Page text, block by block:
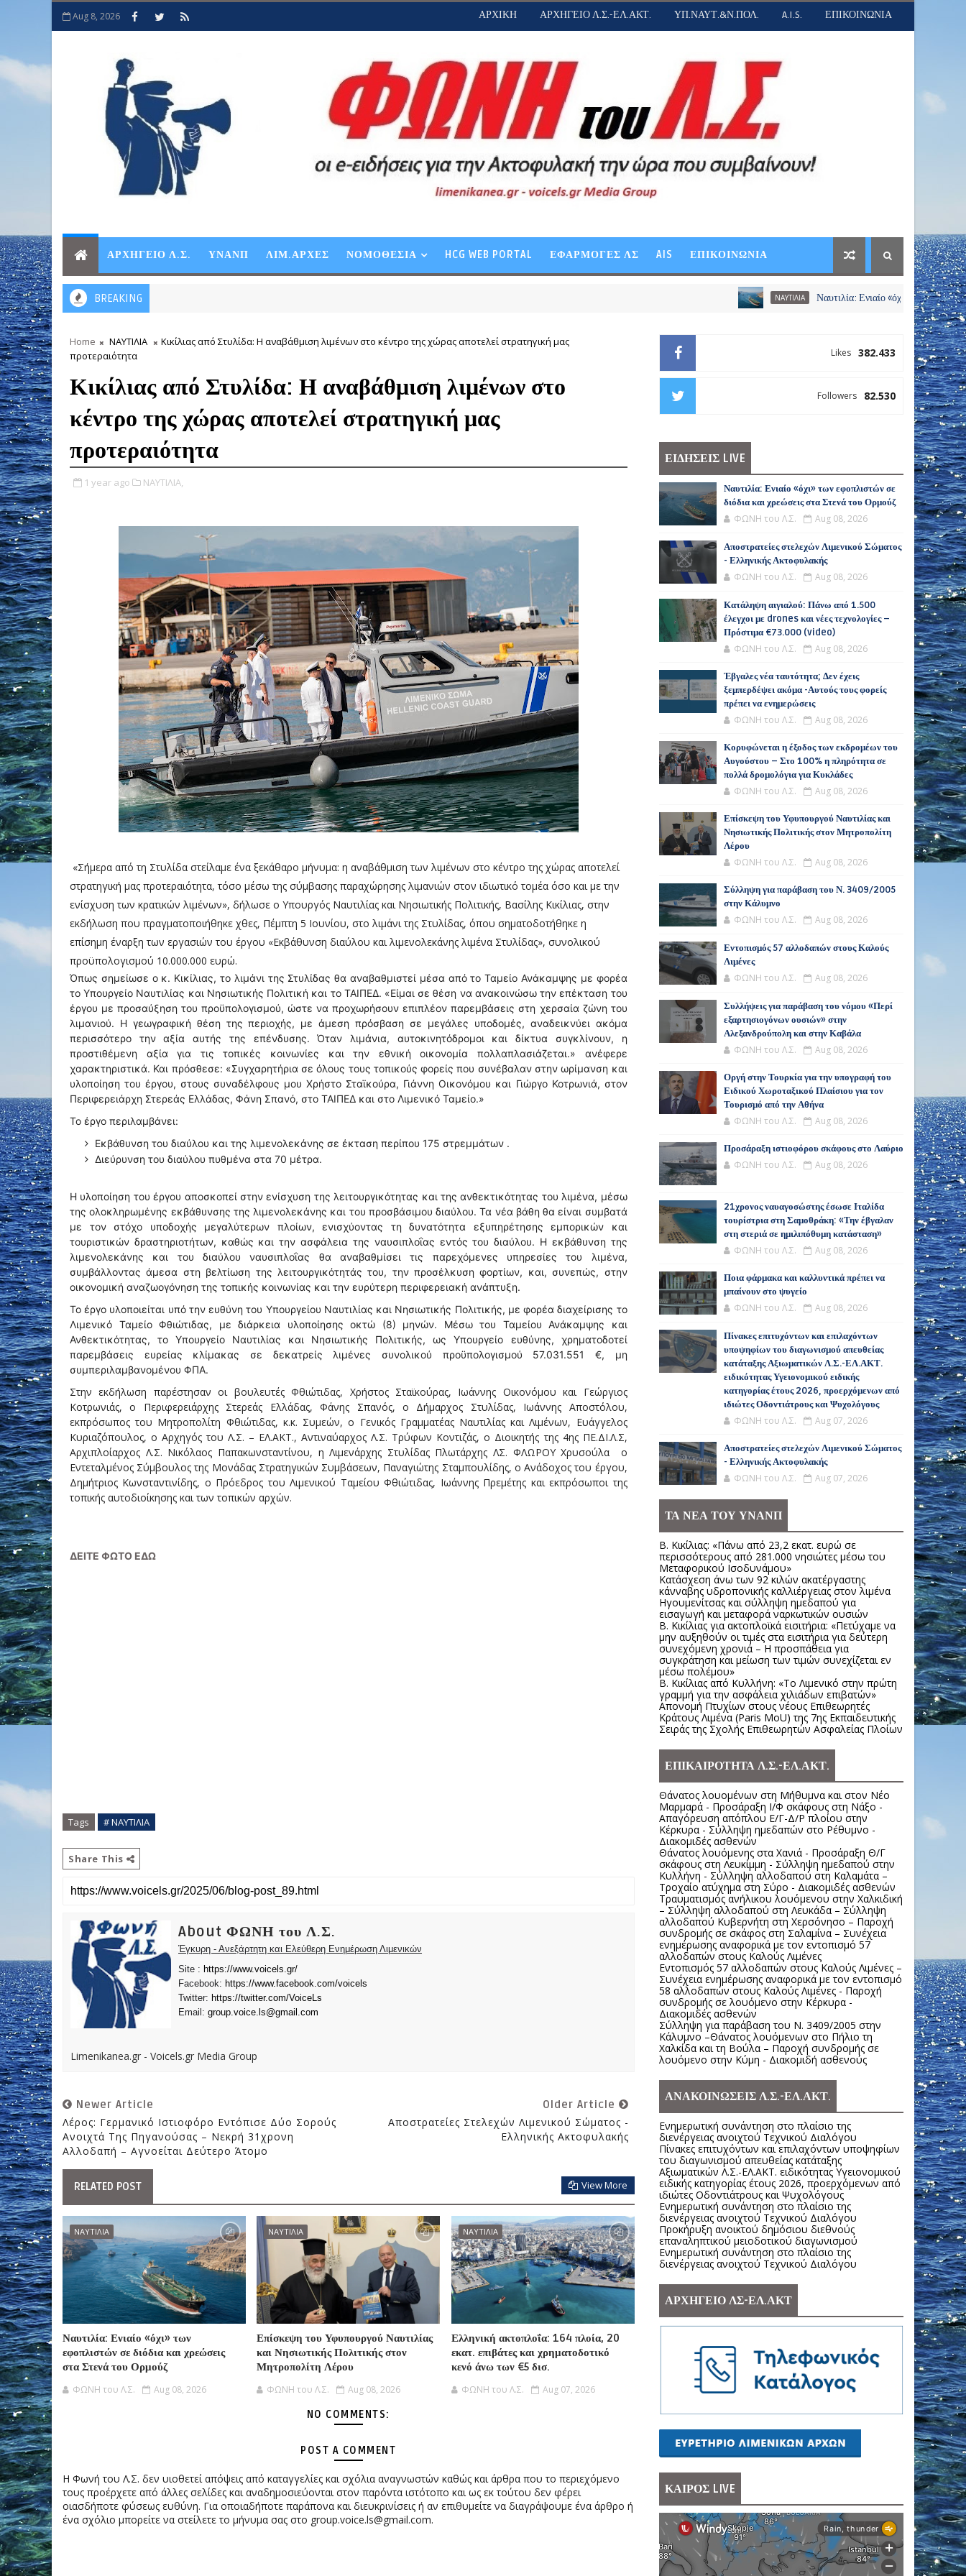
Aug 8, 2026 ΑΡΧΙΚΗ ΑΡΧΗΓΕΙΟ Λ.Σ.-ΕΛ.ΑΚΤ. ΥΠ.ΝΑΥΤ.&Ν.ΠΟΛ. A.I.S. ΕΠΙΚΟΙΝΩΝΙΑ
ΑΡΧΗΓΕΙΟ Λ.Σ. ΥΝΑΝΠ ΛΙΜ.ΑΡΧΕΣ ΝΟΜΟΘΕΣΙΑ HCG WEB PORTAL ΕΦΑΡΜΟΓΕΣ ΛΣ AIS ΕΠΙΚΟΙΝΩΝΙΑ
BREAKING ΝΑΥΤΙΛΙΑ Ναυτιλία: Ενιαίο «όχι» των εφοπλιστών σε
Home ΝΑΥΤΙΛΙΑ
Κικίλιας από Στυλίδα: Η αναβάθμιση λιμένων στο κέντρο της χώρας αποτελεί στρατηγική μας
προτεραιότητα
Κικίλιας από Στυλίδα: Η αναβάθμιση λιμένων στο
κέντρο της χώρας αποτελεί στρατηγική μας
προτεραιότητα
1 year ago ΝΑΥΤΙΛΙΑ,
«Σήμερα από τη Στυλίδα στείλαμε ένα ξεκάθαρο μήνυμα: η αναβάθμιση των λιμένων στο κέντρο της χώρας αποτελεί
στρατηγική μας προτεραιότητα, τόσο μέσω της σύμβασης παραχώρησης λιμανιών στον ιδιωτικό τομέα όσο και με την
ενίσχυση των κρατικών λιμένων», δήλωσε ο Υπουργός Ναυτιλίας και Νησιωτικής Πολιτικής, Βασίλης Κικίλιας, στην
εκδήλωση που πραγματοποιήθηκε χθες, Πέμπτη 5 Ιουνίου, στο λιμάνι της Στυλίδας, όπου σηματοδοτήθηκε η
επίσημη έναρξη των εργασιών του έργου «Εκβάθυνση διαύλου και λιμενολεκάνης λιμένα Στυλίδας», συνολικού
προϋπολογισμού 10.000.000 ευρώ.
Όπως σημείωσε ο κ. Κικίλιας, το λιμάνι της Στυλίδας θα αναβαθμιστεί μέσα από το Ταμείο Ανάκαμψης με φορέα
το Υπουργείο Ναυτιλίας και Νησιωτικής Πολιτική και το ΤΑΙΠΕΔ. «Είμαι σε θέση να ανακοινώσω την επέκταση του
έργου με προσαύξηση του προϋπολογισμού, ώστε να προχωρήσουν επιπλέον παρεμβάσεις στη χερσαία ζώνη του
λιμανιού. Η γεωγραφική θέση της περιοχής, με άμεση πρόσβαση σε μεγάλες υποδομές, αναδεικνύει ακόμα
περισσότερο την αξία αυτής της επένδυσης. Όταν λιμάνια, αυτοκινητόδρομοι και δίκτυα συγκλίνουν, η
προστιθέμενη αξία για τις τοπικές κοινωνίες και την εθνική οικονομία πολλαπλασιάζεται.» ανέφερε
χαρακτηριστικά. Και πρόσθεσε: «Συγχαρητήρια σε όλους τους τοπικούς φορείς που συνέβαλαν στην ωρίμανση και
υλοποίηση του έργου, στους συναδέλφους μου Χρήστο Σταϊκούρα, Γιάννη Οικονόμου και Γιώργο Κοτρωνιά, στον
Περιφερειάρχη Στερεάς Ελλάδας, Φάνη Σπανό, στο ΤΑΙΠΕΔ και στο Λιμενικό Ταμείο.»
Το έργο περιλαμβάνει:
⁠ ⁠Εκβάθυνση του διαύλου και της λιμενολεκάνης σε έκταση περίπου 175 στρεμμάτων .
⁠ ⁠Διεύρυνση του διαύλου πυθμένα στα 70 μέτρα.
Η υλοποίηση του έργου αποσκοπεί στην ενίσχυση της λειτουργικότητας και της ανθεκτικότητας του λιμένα, μέσω
της ολοκληρωμένης εκβάθυνσης της λιμενολεκάνης και του προσβάσιμου διαύλου. Τα νέα βάθη θα είναι συμβατά
με τον στόχο υποδοχής μεγαλύτερων πλοίων, ενισχύοντας τη δυνατότητα εξυπηρέτησης εμπορικών και
τουριστικών δραστηριοτήτων, καθώς και την ασφάλεια της ναυσιπλοΐας εντός του διαύλου. Η εκβάθυνση της
λιμενολεκάνης και του διαύλου ναυσιπλοΐας θα αναβαθμίσει τις παρεχόμενες υπηρεσίες του λιμένα,
συμβάλλοντας άμεσα στη βελτίωση της λειτουργικότητάς του, την προσέλκυση φορτίων, και, συνεπώς, στην
οικονομική αναζωογόνηση της τοπικής κοινωνίας και την ευρύτερη περιφερειακή ανάπτυξη.
Το έργο υλοποιείται υπό την ευθύνη του Υπουργείου Ναυτιλίας και Νησιωτικής Πολιτικής, με φορέα διαχείρισης το
Λιμενικό Ταμείο Φθιώτιδας, με διάρκεια υλοποίησης οκτώ (8) μηνών. Μέσω του Ταμείου Ανάκαμψης και
Ανθεκτικότητας, το Υπουργείο Ναυτιλίας και Νησιωτικής Πολιτικής, ως Υπουργείο ευθύνης, χρηματοδοτεί
παρεμβάσεις ευρείας κλίμακας σε δεκατρείς λιμένες συνολικού προϋπολογισμού 57.031.551 €, μη
συμπεριλαμβανομένου ΦΠΑ.
Στην εκδήλωση παρέστησαν οι βουλευτές Φθιώτιδας, Χρήστος Σταϊκούρας, Ιωάννης Οικονόμου και Γεώργιος
Κοτρωνιάς, ο Περιφερειάρχης Στερεάς Ελλάδας, Φάνης Σπανός, ο Δήμαρχος Στυλίδας, Ιωάννης Αποστόλου,
εκπρόσωπος του Μητροπολίτη Φθιώτιδας, κ.κ. Συμεών, ο Γενικός Γραμματέας Ναυτιλίας και Λιμένων, Ευάγγελος
Κυριαζόπουλος, ο Αρχηγός του Λ.Σ. – ΕΛ.ΑΚΤ., Αντιναύαρχος Λ.Σ. Τρύφων Κοντιζάς, ο Διοικητής της 4ης ΠΕ.ΔΙ.Λ.Σ,
Αρχιπλοίαρχος Λ.Σ. Νικόλαος Παπακωνσταντίνου, η Λιμενάρχης Στυλίδας Πλωτάρχης ΛΣ. ΦΛΩΡΟΥ Χρυσούλα
ο
Εντεταλμένος Σύμβουλος της Μονάδας Στρατηγικών Συμβάσεων, Παναγιώτης Σταμπουλίδης, ο Ανάδοχος του έργου,
Δημήτριος Κωνσταντινίδης, ο Πρόεδρος του Λιμενικού Ταμείου Φθιώτιδας, Ιωάννης Πρεμέτης και εκπρόσωποι της
τοπικής αυτοδιοίκησης και των τοπικών αρχών.
ΔΕΙΤΕ ΦΩΤΟ ΕΔΩ
Tags # ΝΑΥΤΙΛΙΑ
Share This
About ΦΩΝΗ του Λ.Σ.
Έγκυρη - Ανεξάρτητη και Ελεύθερη Ενημέρωση Λιμενικών
Site : https://www.voicels.gr/
Facebook: https://www.facebook.com/voicels
Twitter: https://twitter.com/VoiceLs
Email: group.voice.ls@gmail.com
Limenikanea.gr - Voicels.gr Media Group
Newer Article
Λέρος: Γερμανικό Ιστιοφόρο Εντόπισε Δύο Σορούς
Ανοιχτά Της Πηγανούσας – Νεκρή 31χρονη
Αλλοδαπή – Αγνοείται Δεύτερο Άτομο
Older Article
Αποστρατείες Στελεχών Λιμενικού Σώματος -
Ελληνικής Ακτοφυλακής
RELATED POST View More
ΝΑΥΤΙΛΙΑ
Ναυτιλία: Ενιαίο «όχι» των
εφοπλιστών σε διόδια και χρεώσεις
στα Στενά του Ορμούζ
ΦΩΝΗ του Λ.Σ. Aug 08, 2026
ΝΑΥΤΙΛΙΑ
Επίσκεψη του Υφυπουργού Ναυτιλίας
και Νησιωτικής Πολιτικής στον
Μητροπολίτη Λέρου
ΦΩΝΗ του Λ.Σ. Aug 08, 2026
ΝΑΥΤΙΛΙΑ
Ελληνική ακτοπλοΐα: 164 πλοία, 20
εκατ. επιβάτες και χρηματοδοτικό
κενό άνω των €5 δισ.
ΦΩΝΗ του Λ.Σ. Aug 07, 2026
NO COMMENTS:
POST A COMMENT
Η Φωνή του Λ.Σ. δεν υιοθετεί απόψεις από καταγγελίες και σχόλια αναγνωστών καθώς και άρθρα που το περιεχόμενο
τους προέρχετε από άλλες σελίδες και αναδημοσιεύονται στον παρόντα ιστότοπο και ως εκ τούτου δεν φέρει
οιασδήποτε φύσεως ευθύνη. Για οποιαδήποτε παράπονα και διευκρινίσεις ή αν επιθυμείτε να διαγράψουμε ένα άρθρο ή
ένα σχόλιο μπορείτε να στείλετε το μήνυμα σας στο group.voice.ls@gmail.com.
382.433
Likes
82.530
Followers
ΕΙΔΗΣΕΙΣ LIVE
Ναυτιλία: Ενιαίο «όχι» των εφοπλιστών σε
διόδια και χρεώσεις στα Στενά του Ορμούζ
ΦΩΝΗ του Λ.Σ. Aug 08, 2026
Αποστρατείες στελεχών Λιμενικού Σώματος
- Ελληνικής Ακτοφυλακής
ΦΩΝΗ του Λ.Σ. Aug 08, 2026
Κατάληψη αιγιαλού: Πάνω από 1.500
έλεγχοι με drones και νέες τεχνολογίες –
Πρόστιμα €73.000 (video)
ΦΩΝΗ του Λ.Σ. Aug 08, 2026
Έβγαλες νέα ταυτότητα; Δεν έχεις
ξεμπερδέψει ακόμα -Αυτούς τους φορείς
πρέπει να ενημερώσεις
ΦΩΝΗ του Λ.Σ. Aug 08, 2026
Κορυφώνεται η έξοδος των εκδρομέων του
Αυγούστου – Στο 100% η πληρότητα σε
πολλά δρομολόγια για Κυκλάδες
ΦΩΝΗ του Λ.Σ. Aug 08, 2026
Επίσκεψη του Υφυπουργού Ναυτιλίας και
Νησιωτικής Πολιτικής στον Μητροπολίτη
Λέρου
ΦΩΝΗ του Λ.Σ. Aug 08, 2026
Σύλληψη για παράβαση του Ν. 3409/2005
στην Κάλυμνο
ΦΩΝΗ του Λ.Σ. Aug 08, 2026
Εντοπισμός 57 αλλοδαπών στους Καλούς
Λιμένες
ΦΩΝΗ του Λ.Σ. Aug 08, 2026
Συλλήψεις για παράβαση του νόμου «Περί
εξαρτησιογόνων ουσιών» στην
Αλεξανδρούπολη και στην Καβάλα
ΦΩΝΗ του Λ.Σ. Aug 08, 2026
Οργή στην Τουρκία για την υπογραφή του
Ειδικού Χωροταξικού Πλαίσιου για τον
Τουρισμό από την Αθήνα
ΦΩΝΗ του Λ.Σ. Aug 08, 2026
Προσάραξη ιστιοφόρου σκάφους στο Λαύριο
ΦΩΝΗ του Λ.Σ. Aug 08, 2026
21χρονος ναυαγοσώστης έσωσε Ιταλίδα
τουρίστρια στη Σαμοθράκη: «Την έβγαλαν
στη στεριά σε ημιλιπόθυμη κατάσταση»
ΦΩΝΗ του Λ.Σ. Aug 08, 2026
Ποια φάρμακα και καλλυντικά πρέπει να
μπαίνουν στο ψυγείο
ΦΩΝΗ του Λ.Σ. Aug 08, 2026
Πίνακες επιτυχόντων και επιλαχόντων
υποψηφίων του διαγωνισμού απευθείας
κατάταξης Αξιωματικών Λ.Σ.-ΕΛ.ΑΚΤ.
ειδικότητας Υγειονομικού ειδικής
κατηγορίας έτους 2026, προερχόμενων από
ιδιώτες Οδοντιάτρους και Ψυχολόγους
ΦΩΝΗ του Λ.Σ. Aug 07, 2026
Αποστρατείες στελεχών Λιμενικού Σώματος
- Ελληνικής Ακτοφυλακής
ΦΩΝΗ του Λ.Σ. Aug 07, 2026
ΤΑ ΝΕΑ ΤΟΥ ΥΝΑΝΠ
Β. Κικίλιας: «Πάνω από 23,2 εκατ. ευρώ σε
περισσότερους από 281.000 νησιώτες μέσω του
Μεταφορικού Ισοδυνάμου»
Κατάσχεση άνω των 92 κιλών ακατέργαστης
κάνναβης υδροπονικής καλλιέργειας στον λιμένα
Ηγουμενίτσας και σύλληψη ημεδαπού για
εισαγωγή και μεταφορά ναρκωτικών ουσιών
Β. Κικίλιας για ακτοπλοϊκά εισιτήρια: «Πετύχαμε να
μην αυξηθούν οι τιμές στα εισιτήρια για δεύτερη
συνεχόμενη χρονιά – Η προσπάθεια για
συγκράτηση και μείωση των τιμών συνεχίζεται εν
μέσω πολέμου»
Β. Κικίλιας από Κυλλήνη: «Το Λιμενικό στην πρώτη
γραμμή για την ασφάλεια χιλιάδων επιβατών»
Απονομή Πτυχίων στους νέους Επιθεωρητές
Κράτους Λιμένα (Paris MoU) της 7ης Εκπαιδευτικής
Σειράς της Σχολής Επιθεωρητών Ασφαλείας Πλοίων
ΕΠΙΚΑΙΡΟΤΗΤΑ Λ.Σ.-ΕΛ.ΑΚΤ.
Θάνατος λουομένων στη Μήθυμνα και στον Νέο
Μαρμαρά - Προσάραξη Ι/Φ σκάφους στη Νάξο -
Απαγόρευση απόπλου Ε/Γ-Δ/Ρ πλοίου στην
Κέρκυρα - Σύλληψη ημεδαπών στο Ρέθυμνο -
Διακομιδές ασθενών
Θάνατος λουόμενης στα Χανιά - Προσάραξη Θ/Γ
σκάφους στη Λευκίμμη - Σύλληψη ημεδαπού στην
Κυλλήνη - Σύλληψη αλλοδαπού στη Καλαμάτα –
Τροχαίο ατύχημα στη Σύρο - Διακομιδές ασθενών
Τραυματισμός ανήλικου λουόμενου στην Χαλκιδική
– Σύλληψη αλλοδαπού στη Λευκάδα – Σύλληψη
αλλοδαπού Κυβερνήτη στη Χερσόνησο – Παροχή
συνδρομής σε σκάφος στη Σαλαμίνα – Συνέχεια
ενημέρωσης αναφορικά με τον εντοπισμό 57
αλλοδαπών στους Καλούς Λιμένες
Εντοπισμός 57 αλλοδαπών στους Καλούς Λιμένες –
Συνέχεια ενημέρωσης αναφορικά με τον εντοπισμό
58 αλλοδαπών στους Καλούς Λιμένες - Παροχή
συνδρομής σε λουόμενο στην Κέρκυρα -
Διακομιδές ασθενών
Σύλληψη για παράβαση του Ν. 3409/2005 στην
Κάλυμνο –Θάνατος λουόμενων στο Πήλιο τη
Χαλκίδα και τη Βούλα – Παροχή συνδρομής σε
λουόμενο στην Κύμη - Διακομιδή ασθενούς
ΑΝΑΚΟΙΝΩΣΕΙΣ Λ.Σ.-ΕΛ.ΑΚΤ.
Ενημερωτική συνάντηση στο πλαίσιο της
διενέργειας ανοιχτού Τεχνικού Διαλόγου
Πίνακες επιτυχόντων και επιλαχόντων υποψηφίων
του διαγωνισμού απευθείας κατάταξης
Αξιωματικών Λ.Σ.-ΕΛ.ΑΚΤ. ειδικότητας Υγειονομικού
ειδικής κατηγορίας έτους 2026, προερχόμενων από
ιδιώτες Οδοντιάτρους και Ψυχολόγους
Ενημερωτική συνάντηση στο πλαίσιο της
διενέργειας ανοιχτού Τεχνικού Διαλόγου
Προκήρυξη ανοικτού δημόσιου διεθνούς
επαναληπτικού μειοδοτικού διαγωνισμού
Ενημερωτική συνάντηση στο πλαίσιο της
διενέργειας ανοιχτού Τεχνικού Διαλόγου
ΑΡΧΗΓΕΙΟ ΛΣ-ΕΛ.ΑΚΤ
ΚΑΙΡΟΣ LIVE